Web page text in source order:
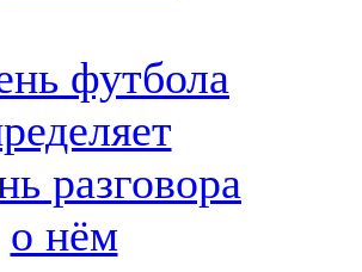
футбола
разговора
о нём